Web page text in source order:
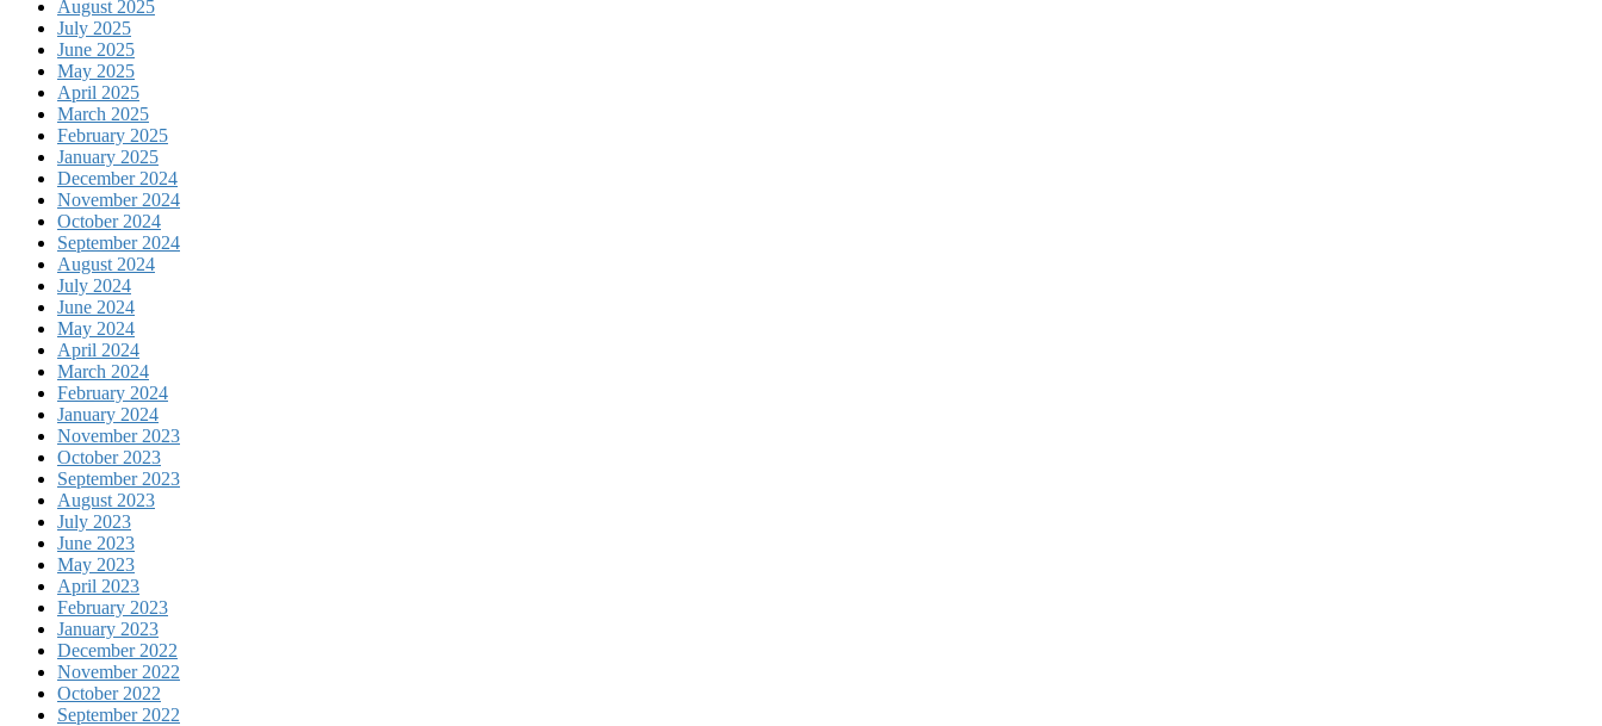
August 2025
July 2025
June 2025
May 2025
April 2025
March 2025
February 2025
January 2025
December 2024
November 2024
October 2024
September 2024
August 2024
July 2024
June 2024
May 2024
April 2024
March 2024
February 2024
January 2024
November 2023
October 2023
September 2023
August 2023
July 2023
June 2023
May 2023
April 2023
February 2023
January 2023
December 2022
November 2022
October 2022
September 2022